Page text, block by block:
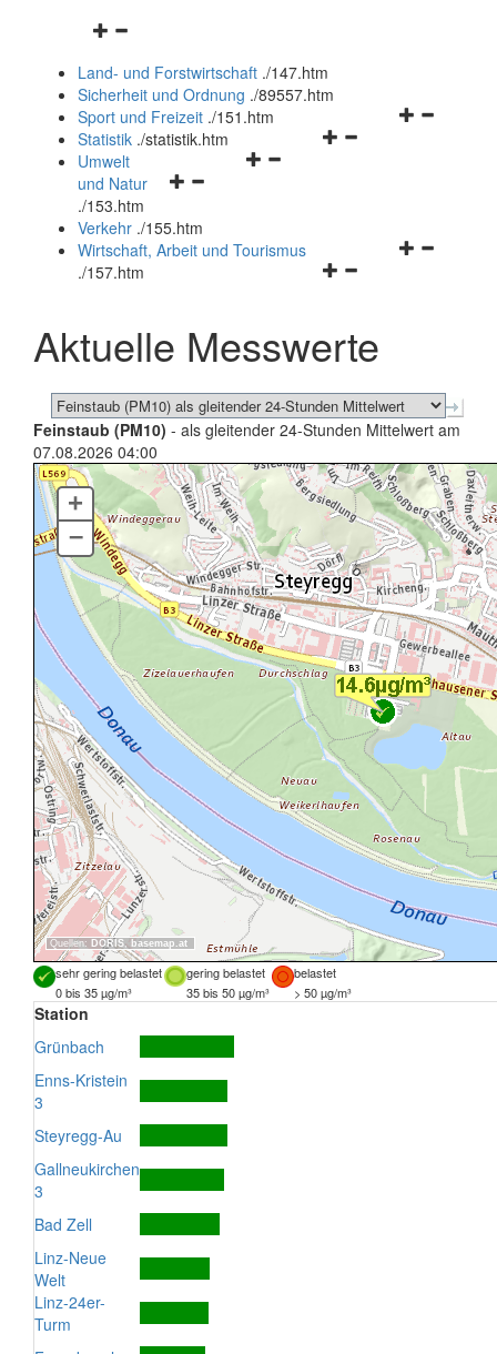
Navigationsmenü
und
schließen
Land- und Forstwirtschaft ./147.htm
Sicherheit und Ordnung ./89557.htm
Navigationsmenü
Sport und Freizeit ./151.htm
Navigationsmenü
Statistik ./statistik.htm
Navigationsmenü
und
schließen
Umwelt
und Natur
./153.htm
Verkehr ./155.htm
Navigationsmenü
schließen
Wirtschaft, Arbeit und Tourismus
./157.htm
Aktuelle Messwerte
Feinstaub (PM10) - als gleitender 24-Stunden Mittelwert am
07.08.2026 04:00
Quellen: DORIS, basemap.at
+
–
sehr gering belastet gering belastet
belastet
0 bis 35 µg/m³
35 bis 50 µg/m³ > 50 µg/m³
Station
Grünbach
Enns-Kristein
3
Steyregg-Au
Gallneukirchen
3
Bad Zell
Linz-Neue
Welt
Linz-24er-
Turm